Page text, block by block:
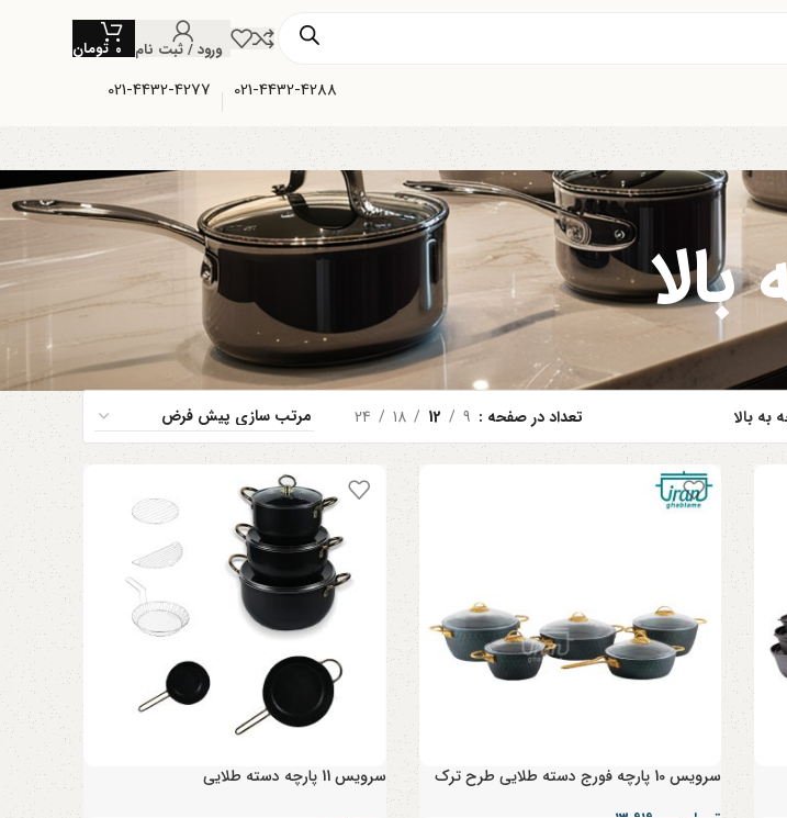
ورود / ثبت نام تومان
021-4432-4277 021-4432-4288
تعداد در صفحه 9
12
18
24
سرویس 10 پارچه فورج دسته طلایی طرح ترک
سرویس 11 پارچه دسته طلایی